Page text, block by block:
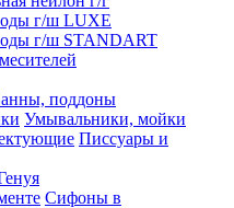
г/ш LUXE
г/ш STANDART
поддоны
Умывальники, мойки
Писсуары и
Сифоны в